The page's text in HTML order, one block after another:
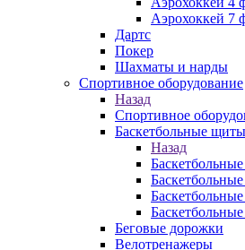
Аэрохоккей 7
Дартс
Покер
Шахматы и нарды
Спортивное оборудование
Назад
Спортивное
Баскетбольные
Назад
Беговые дорожки
Велотренажеры